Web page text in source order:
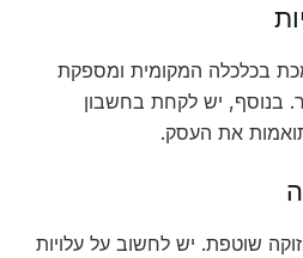
בכלכלה המקומית ומספקת
בנוסף, יש לקחת בחשבון
את העסק.
שוטפת. יש לחשוב על עלויות